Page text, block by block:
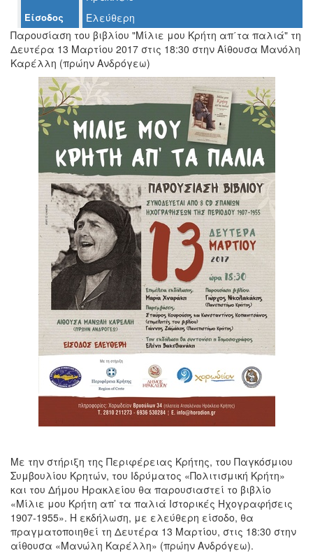
ΤΟΠΟΣ
ΜΑΣ
ΠΟΛΙΤΙΣΜΟΣ
ΑΝΘΕΚΤΙΚΗ
Είσοδος
Ελεύθερη
Παρουσίαση του βιβλίου "Μίλιε μου Κρήτη απ΄τα παλιά" τη
Δευτέρα 13 Μαρτίου 2017 στις 18:30 στην Αίθουσα Μανόλη
Καρέλλη (πρώην Ανδρόγεω)
Με την στήριξη της Περιφέρειας Κρήτης, του Παγκόσμιου
Συμβουλίου Κρητών, του Ιδρύματος «Πολιτισμική Κρήτη»
και του Δήμου Ηρακλείου θα παρουσιαστεί το βιβλίο
«Μίλιε μου Κρήτη απ’ τα παλιά Ιστορικές Ηχογραφήσεις
1907-1955». Η εκδήλωση, με ελεύθερη είσοδο, θα
πραγματοποιηθεί τη Δευτέρα 13 Μαρτίου, στις 18:30 στην
αίθουσα «Μανώλη Καρέλλη» (πρώην Ανδρόγεω).